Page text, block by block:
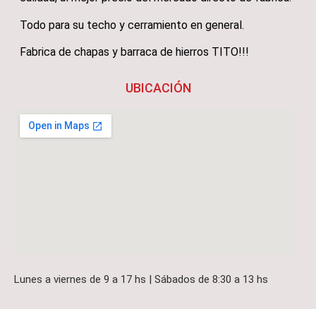
Todo para su techo y cerramiento en general.
Fabrica de chapas y barraca de hierros TITO!!!
UBICACIÓN
Lunes a viernes de 9 a 17 hs | Sábados de 8:30 a 13 hs